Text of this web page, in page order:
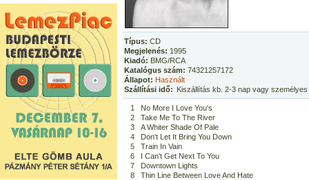
Típus: CD
Megjelenés: 1995
Kiadó: BMG/RCA
Katalógus szám: 74321257172
Állapot: Használt
Szállítási idő: Kiszállítás kb. 2-3 nap vagy
1
No More I Love You's
2
Take Me To The River
3
A Whiter Shade Of Pale
4
Don't Let It Bring You Down
5
Train In Vain
6
I Can't Get Next To You
7
Downtown Lights
8
Thin Line Between Love And Hate